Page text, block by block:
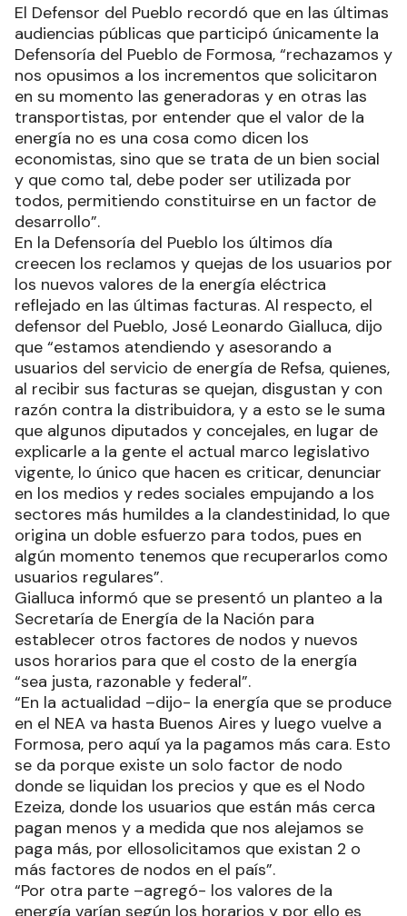
El Defensor del Pueblo recordó que en las últimas
audiencias públicas que participó únicamente la
Defensoría del Pueblo de Formosa, “rechazamos y
nos opusimos a los incrementos que solicitaron
en su momento las generadoras y en otras las
transportistas, por entender que el valor de la
energía no es una cosa como dicen los
economistas, sino que se trata de un bien social
y que como tal, debe poder ser utilizada por
todos, permitiendo constituirse en un factor de
desarrollo”.
En la Defensoría del Pueblo los últimos día
creecen los reclamos y quejas de los usuarios por
los nuevos valores de la energía eléctrica
reflejado en las últimas facturas. Al respecto, el
defensor del Pueblo, José Leonardo Gialluca, dijo
que “estamos atendiendo y asesorando a
usuarios del servicio de energía de Refsa, quienes,
al recibir sus facturas se quejan, disgustan y con
razón contra la distribuidora, y a esto se le suma
que algunos diputados y concejales, en lugar de
explicarle a la gente el actual marco legislativo
vigente, lo único que hacen es criticar, denunciar
en los medios y redes sociales empujando a los
sectores más humildes a la clandestinidad, lo que
origina un doble esfuerzo para todos, pues en
algún momento tenemos que recuperarlos como
usuarios regulares”.
Gialluca informó que se presentó un planteo a la
Secretaría de Energía de la Nación para
establecer otros factores de nodos y nuevos
usos horarios para que el costo de la energía
“sea justa, razonable y federal”.
“En la actualidad –dijo- la energía que se produce
en el NEA va hasta Buenos Aires y luego vuelve a
Formosa, pero aquí ya la pagamos más cara. Esto
se da porque existe un solo factor de nodo
donde se liquidan los precios y que es el Nodo
Ezeiza, donde los usuarios que están más cerca
pagan menos y a medida que nos alejamos se
paga más, por ellosolicitamos que existan 2 o
más factores de nodos en el país”.
“Por otra parte –agregó- los valores de la
energía varían según los horarios y por ello es